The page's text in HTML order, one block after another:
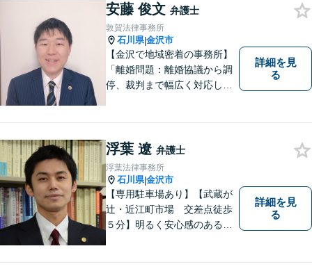
ジあります。
安藤 俊文 弁護士
敦賀法律事務所
石川県|金沢市
【金沢で地域密着の事務所】
「離婚問題：離婚協議から調
停、裁判まで幅広く対応し、
弁護士が介入することで賠償
金の大幅な増額が実現できる
ケースあり」【休日・夜間相
談可】
詳細を見
る
浮葉 遼 弁護士
浮葉法律事務所
石川県|金沢市
【専用駐車場あり】【武蔵が
辻・近江町市場 交差点徒歩
５分】明るく安心感のある事
詳細を見
る